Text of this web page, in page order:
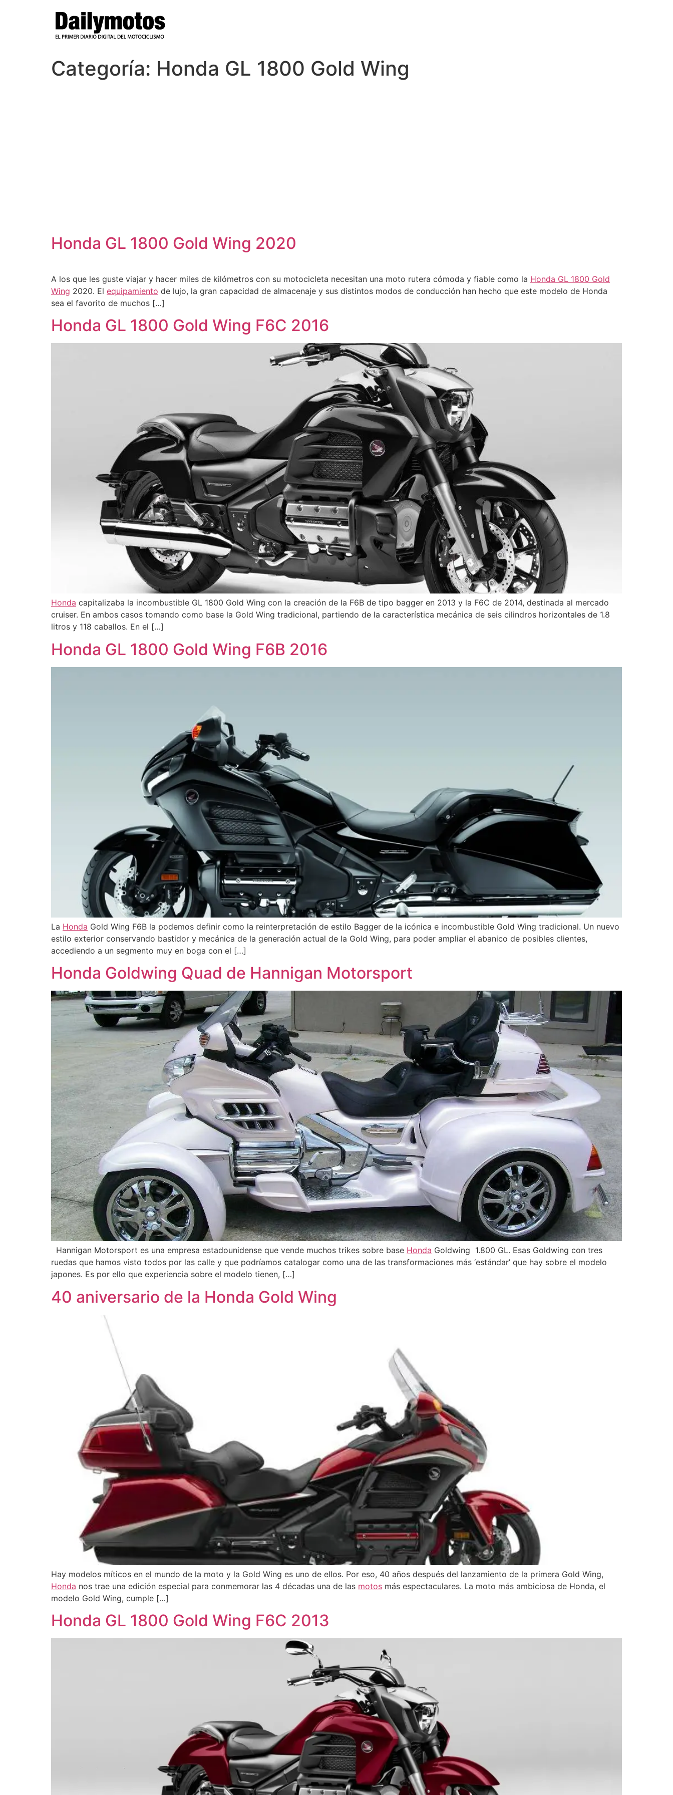
Categoría: Honda GL 1800 Gold Wing
Honda GL 1800 Gold Wing 2020
A los que les guste viajar y hacer miles de kilómetros con su motocicleta necesitan una moto rutera cómoda y fiable como la Honda GL 1800 Gold
Wing 2020. El equipamiento de lujo, la gran capacidad de almacenaje y sus distintos modos de conducción han hecho que este modelo de Honda
sea el favorito de muchos […]
Honda GL 1800 Gold Wing F6C 2016
Honda capitalizaba la incombustible GL 1800 Gold Wing con la creación de la F6B de tipo bagger en 2013 y la F6C de 2014, destinada al mercado
cruiser. En ambos casos tomando como base la Gold Wing tradicional, partiendo de la característica mecánica de seis cilindros horizontales de 1.8
litros y 118 caballos. En el […]
Honda GL 1800 Gold Wing F6B 2016
La Honda Gold Wing F6B la podemos definir como la reinterpretación de estilo Bagger de la icónica e incombustible Gold Wing tradicional. Un nuevo
estilo exterior conservando bastidor y mecánica de la generación actual de la Gold Wing, para poder ampliar el abanico de posibles clientes,
accediendo a un segmento muy en boga con el […]
Honda Goldwing Quad de Hannigan Motorsport
Hannigan Motorsport es una empresa estadounidense que vende muchos trikes sobre base Honda Goldwing 1.800 GL. Esas Goldwing con tres
ruedas que hamos visto todos por las calle y que podríamos catalogar como una de las transformaciones más ‘estándar’ que hay sobre el modelo
japones. Es por ello que experiencia sobre el modelo tienen, […]
40 aniversario de la Honda Gold Wing
Hay modelos míticos en el mundo de la moto y la Gold Wing es uno de ellos. Por eso, 40 años después del lanzamiento de la primera Gold Wing,
Honda nos trae una edición especial para conmemorar las 4 décadas una de las motos más espectaculares. La moto más ambiciosa de Honda, el
modelo Gold Wing, cumple […]
Honda GL 1800 Gold Wing F6C 2013